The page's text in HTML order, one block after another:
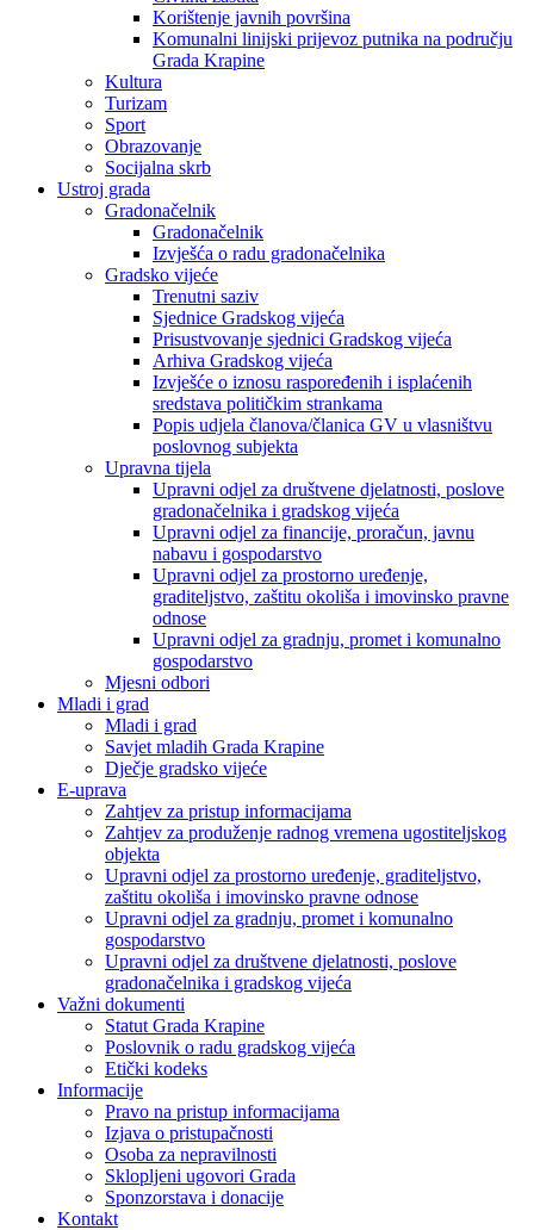
Korištenje javnih površina
Komunalni linijski prijevoz putnika na području
Grada Krapine
Kultura
Turizam
Sport
Obrazovanje
Socijalna skrb
Ustroj grada
Gradonačelnik
Gradonačelnik
Izvješća o radu gradonačelnika
Gradsko vijeće
Trenutni saziv
Sjednice Gradskog vijeća
Prisustvovanje sjednici Gradskog vijeća
Arhiva Gradskog vijeća
Izvješće o iznosu raspoređenih i isplaćenih
sredstava političkim strankama
Popis udjela članova/članica GV u vlasništvu
poslovnog subjekta
Upravna tijela
Upravni odjel za društvene djelatnosti, poslove
gradonačelnika i gradskog vijeća
Upravni odjel za financije, proračun, javnu
nabavu i gospodarstvo
Upravni odjel za prostorno uređenje,
graditeljstvo, zaštitu okoliša i imovinsko pravne
odnose
Upravni odjel za gradnju, promet i komunalno
gospodarstvo
Mjesni odbori
Mladi i grad
Mladi i grad
Savjet mladih Grada Krapine
Dječje gradsko vijeće
E-uprava
Zahtjev za pristup informacijama
Zahtjev za produženje radnog vremena ugostiteljskog
objekta
Upravni odjel za prostorno uređenje, graditeljstvo,
zaštitu okoliša i imovinsko pravne odnose
Upravni odjel za gradnju, promet i komunalno
gospodarstvo
Upravni odjel za društvene djelatnosti, poslove
gradonačelnika i gradskog vijeća
Važni dokumenti
Statut Grada Krapine
Poslovnik o radu gradskog vijeća
Etički kodeks
Informacije
Pravo na pristup informacijama
Izjava o pristupačnosti
Osoba za nepravilnosti
Sklopljeni ugovori Grada
Sponzorstava i donacije
Kontakt